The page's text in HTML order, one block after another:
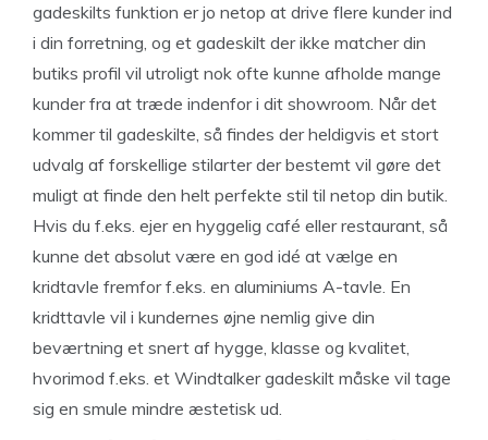
gadeskilts funktion er jo netop at drive flere kunder ind
i din forretning, og et gadeskilt der ikke matcher din
butiks profil vil utroligt nok ofte kunne afholde mange
kunder fra at træde indenfor i dit showroom. Når det
kommer til gadeskilte, så findes der heldigvis et stort
udvalg af forskellige stilarter der bestemt vil gøre det
muligt at finde den helt perfekte stil til netop din butik.
Hvis du f.eks. ejer en hyggelig café eller restaurant, så
kunne det absolut være en god idé at vælge en
kridtavle fremfor f.eks. en aluminiums A-tavle. En
kridttavle vil i kundernes øjne nemlig give din
beværtning et snert af hygge, klasse og kvalitet,
hvorimod f.eks. et Windtalker gadeskilt måske vil tage
sig en smule mindre æstetisk ud.